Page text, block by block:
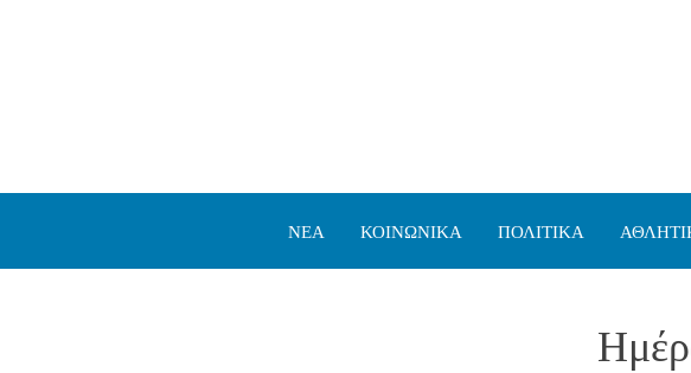
ΝΕΑ ΚΟΙΝΩΝΙΚΑ ΠΟΛΙΤΙΚΑ